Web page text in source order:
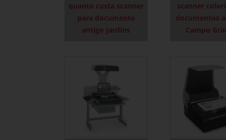
quanto custa scanner
para documento
antigo Jardins
scanner
documentos
Campo